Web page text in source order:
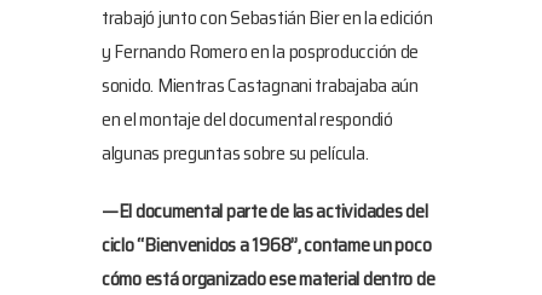
trabajó junto con Sebastián Bier en la edición
y Fernando Romero en la posproducción de
sonido. Mientras Castagnani trabajaba aún
en el montaje del documental respondió
algunas preguntas sobre su película.
—El documental parte de las actividades del
ciclo “Bienvenidos a 1968”, contame un poco
cómo está organizado ese material dentro de